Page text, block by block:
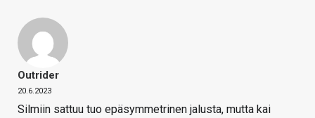
Outrider
20.6.2023
Silmiin sattuu tuo epäsymmetrinen jalusta, mutta kai